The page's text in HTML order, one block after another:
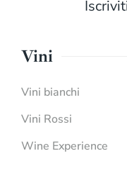
Vini
Vini bianchi
Vini Rossi
Wine Experience